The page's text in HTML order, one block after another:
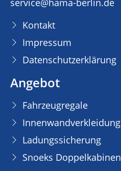
service@hama-berlin.de
Kontakt
Impressum
Datenschutzerklärung
Angebot
Fahrzeugregale
Innenwandverkleidung
Ladungssicherung
Snoeks Doppelkabinen